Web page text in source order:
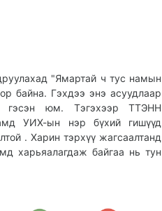
"Ямартай ч тус намын
байна. Гэхдээ энэ асуудлаар
гэсэн юм. Тэгэхээр ТТЭНН
УИХ-ын нэр бүхий гишүүд
. Харин тэрхүү жагсаалтанд
харьяалагдаж байгаа нь тун